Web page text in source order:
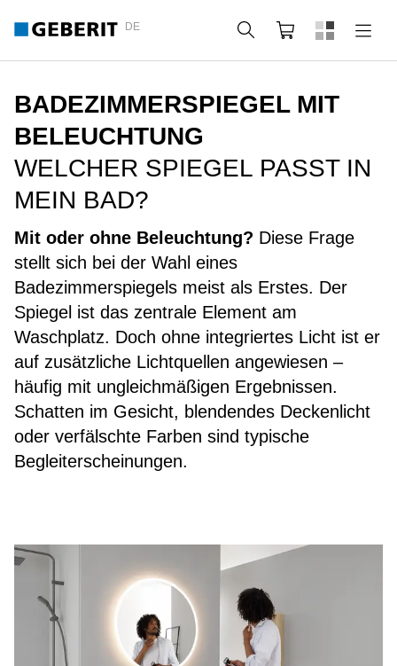
DE Suche Webshop
BADEZIMMERSPIEGEL MIT
BELEUCHTUNG
WELCHER SPIEGEL PASST IN
MEIN BAD?
Mit oder ohne Beleuchtung? Diese Frage
stellt sich bei der Wahl eines
Badezimmerspiegels meist als Erstes. Der
Spiegel ist das zentrale Element am
Waschplatz. Doch ohne integriertes Licht ist er
auf zusätzliche Lichtquellen angewiesen –
häufig mit ungleichmäßigen Ergebnissen.
Schatten im Gesicht, blendendes Deckenlicht
oder verfälschte Farben sind typische
Begleiterscheinungen.